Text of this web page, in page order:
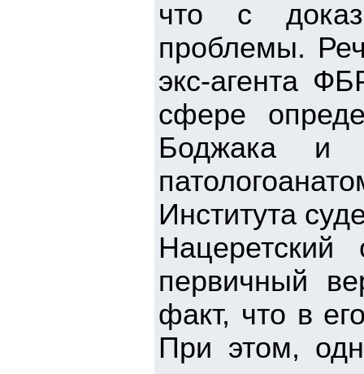
что с
проблемы.
экс-агента
сфере
Боджака и
Института
первичный
факт, что в
При этом,